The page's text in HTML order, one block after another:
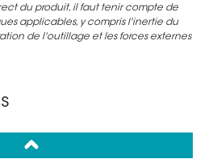
du produit, il faut tenir compte de
applicables, y compris l'inertie du
de l'outillage et les forces externes
up